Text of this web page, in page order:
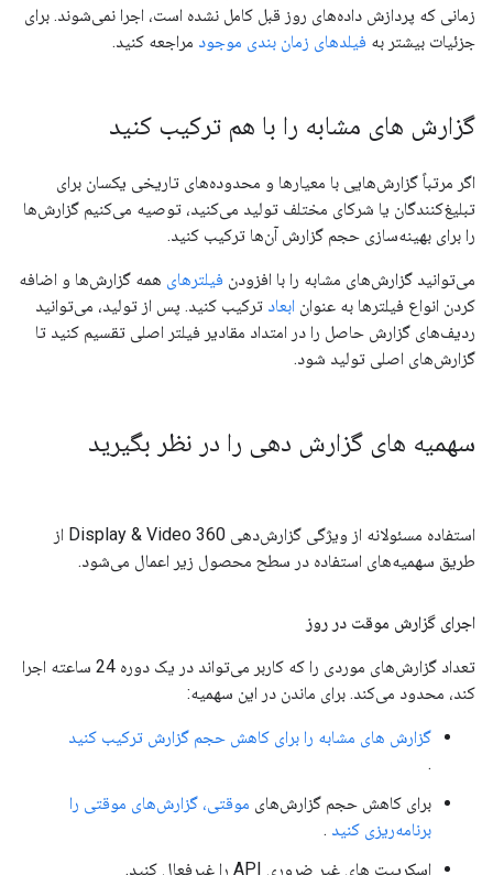
زمانی که پردازش داده‌های روز قبل کامل نشده است، اجرا نمی‌شوند. برای
جزئیات بیشتر به فیلدهای زمان بندی موجود مراجعه کنید.
گزارش های مشابه را با هم ترکیب کنید
اگر مرتباً گزارش‌هایی با معیارها و محدوده‌های تاریخی یکسان برای
تبلیغ‌کنندگان یا شرکای مختلف تولید می‌کنید، توصیه می‌کنیم گزارش‌ها
را برای بهینه‌سازی حجم گزارش آن‌ها ترکیب کنید.
می‌توانید گزارش‌های مشابه را با افزودن فیلترهای همه گزارش‌ها و اضافه
کردن انواع فیلترها به عنوان ابعاد ترکیب کنید. پس از تولید، می‌توانید
ردیف‌های گزارش حاصل را در امتداد مقادیر فیلتر اصلی تقسیم کنید تا
گزارش‌های اصلی تولید شود.
سهمیه های گزارش دهی را در نظر بگیرید
استفاده مسئولانه از ویژگی گزارش‌دهی Display & Video 360 از
طریق سهمیه‌های استفاده در سطح محصول زیر اعمال می‌شود.
اجرای گزارش موقت در روز
تعداد گزارش‌های موردی را که کاربر می‌تواند در یک دوره 24 ساعته اجرا
کند، محدود می‌کند. برای ماندن در این سهمیه:
گزارش های مشابه را برای کاهش حجم گزارش ترکیب کنید
.
برای کاهش حجم گزارش‌های موقتی، گزارش‌های موقتی را
برنامه‌ریزی کنید .
اسکریپت های غیر ضروری API را غیرفعال کنید.